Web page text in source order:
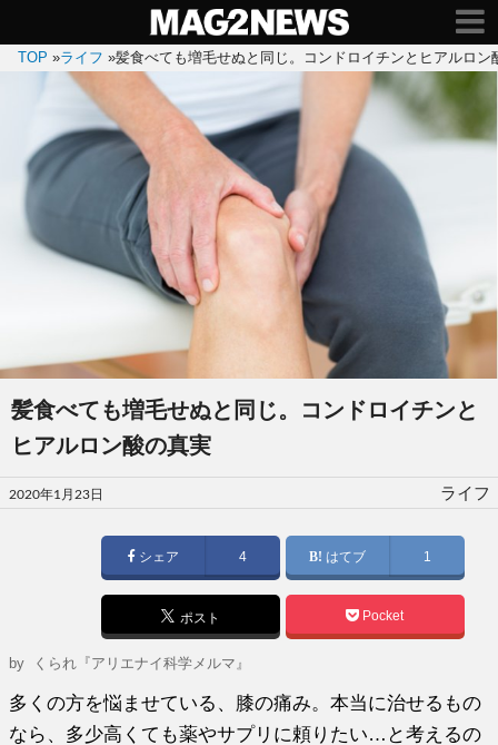
TOP »ライフ »髪食べても増毛せぬと同じ。コンドロイチンとヒアルロン
髪食べても増毛せぬと同じ。コンドロイチンと
ヒアルロン酸の真実
投
稿
2020年1月23日 ライフ
シェア 4 はてブ 1
ポスト Pocket
by くられ『アリエナイ科学メルマ』
多くの方を悩ませている、膝の痛み。本当に治せるもの
なら、多少高くても薬やサプリに頼りたい…と考えるの